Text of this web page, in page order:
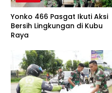
Yonko 466 Pasgat Ikuti Aksi
Bersih Lingkungan di Kubu
Raya